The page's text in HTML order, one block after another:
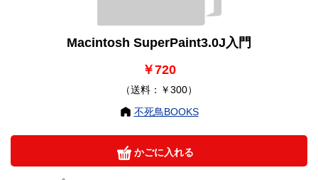
Macintosh SuperPaint3.0J入門
￥720
（送料：￥300）
不死鳥BOOKS
かごに入れる